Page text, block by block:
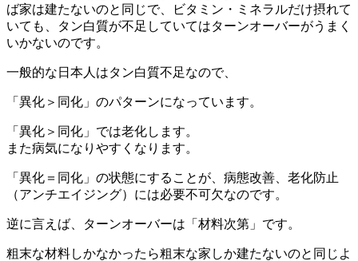
ば家は建たないのと同じで、ビタミン・ミネラルだけ摂れて
いても、タン白質が不足していてはターンオーバーがうまく
いかないのです。
一般的な日本人はタン白質不足なので、
「 異化＞同化 」のパターンになっています。
「異化＞同化」では老化します。
また病気になりやすくなります。
「異化＝同化」の状態にすることが、病態改善、老化防止
（アンチエイジング）には必要不可欠なのです。
逆に言えば、ターンオーバーは「 材料次第 」です。
粗末な材料しかなかったら粗末な家しか建たないのと同じよ